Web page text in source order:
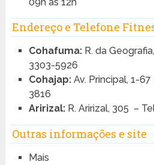
Endereço e Telefone
Cohafuma:R. da
3303-5926
Cohajap: Av. Principal, 1-
3816
Aririzal:R. Aririzal, 305 –
Outras informações e site
Mais